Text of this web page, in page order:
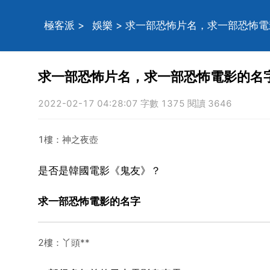
極客派 > 娛樂 > 求一部恐怖片名，求一部恐怖
求一部恐怖片名，求一部恐怖電影的名
2022-02-17 04:28:07 字數 1375 閱讀 3646
1樓：神之夜壺
是否是韓國電影《鬼友》？
求一部恐怖電影的名字
2樓：丫頭**